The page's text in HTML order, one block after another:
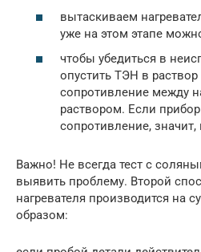
вытаскиваем
уже на этом этапе
чтобы убедиться в
опустить ТЭН в
сопротивление между
раствором. Если
сопротивление, значит,
Важно! Не всегда тест с
выявить проблему. Второй
нагревателя производится на
образом: